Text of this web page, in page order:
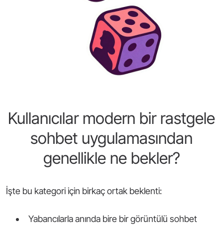
Kullanıcılar modern bir rastgele
sohbet uygulamasından
genellikle ne bekler?
İşte bu kategori için birkaç ortak beklenti:
Yabancılarla anında bire bir görüntülü sohbet